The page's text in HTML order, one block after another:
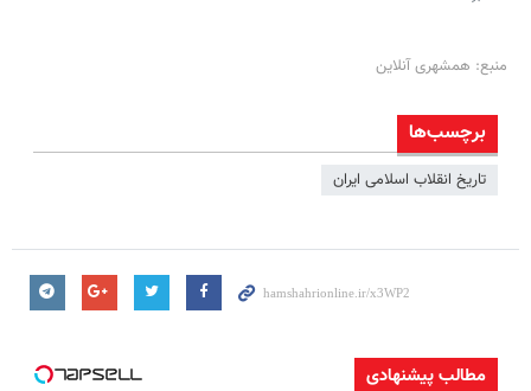
منبع: همشهری آنلاین
برچسب‌ها
تاریخ انقلاب اسلامی ایران
مطالب پیشنهادی